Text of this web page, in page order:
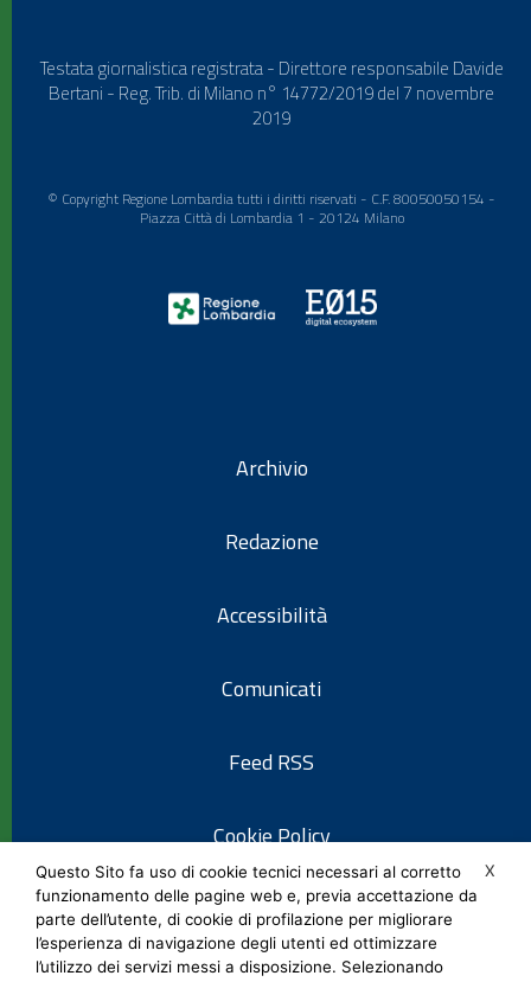
Testata giornalistica registrata - Direttore responsabile Davide
Bertani - Reg. Trib. di Milano n° 14772/2019 del 7 novembre
2019
© Copyright Regione Lombardia tutti i diritti riservati - C.F. 80050050154 -
Piazza Città di Lombardia 1 - 20124 Milano
Archivio
Redazione
Accessibilità
Comunicati
Feed RSS
Cookie Policy
Informativa privacy
X
Questo Sito fa uso di cookie tecnici necessari al corretto
funzionamento delle pagine web e, previa accettazione da
parte dell’utente, di cookie di profilazione per migliorare
l’esperienza di navigazione degli utenti ed ottimizzare
l’utilizzo dei servizi messi a disposizione. Selezionando